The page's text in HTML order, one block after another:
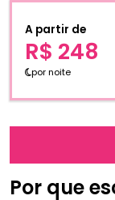
Por que
A partir de
R$ 248
por noite